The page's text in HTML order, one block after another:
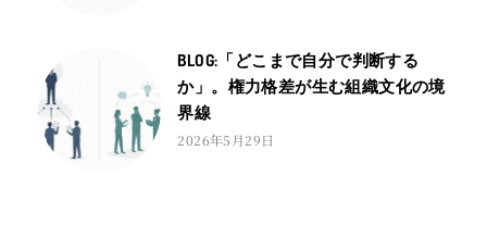
BLOG:「どこまで自分で判断する
か」。権力格差が生む組織文化の境
界線
2026年5月29日